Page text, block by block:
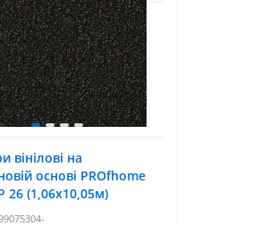
вінілові на
основі PROfhome
26 (1,06x10,05м)